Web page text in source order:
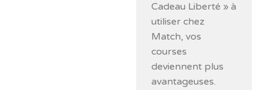
Cadeau Liberté » à
utiliser chez
Match, vos
courses
deviennent plus
avantageuses.